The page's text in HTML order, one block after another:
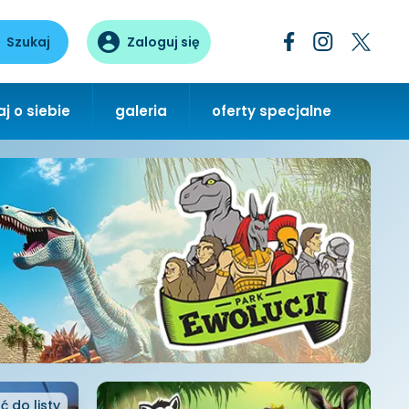
Szukaj Zaloguj się
o siebie galeria oferty specjalne
do listy